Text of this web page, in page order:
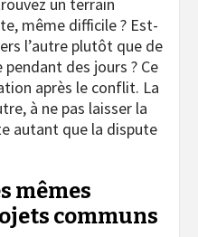
même difficile ? Est-
l’autre plutôt que de
des jours ? Ce
après le conflit. La
à ne pas laisser la
autant que la dispute
mêmes
communs